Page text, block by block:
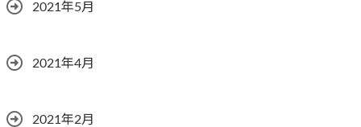
2021年5月
2021年4月
2021年2月